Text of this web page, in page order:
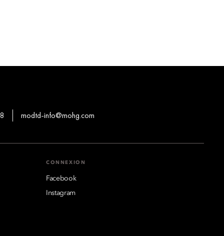
modtd-info@mohg.com
CONNEXION
Facebook
Instagram